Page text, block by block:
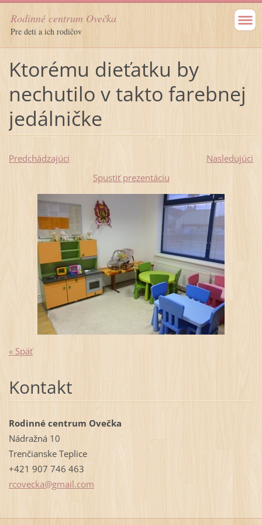
Rodinné centrum Ovečka
Pre deti a ich rodičov
Ktorému dieťatku by
nechutilo v takto farebnej
jedálničke
Predchádzajúci
Nasledujúci
Spustiť prezentáciu
« Späť
Kontakt
Rodinné centrum Ovečka
Nádražná 10
Trenčianske Teplice
+421 907 746 463
rcovecka@gmail.com